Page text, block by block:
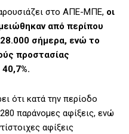
στο ΑΠΕ-ΜΠΕ, οι
από περίπου
σήμερα, ενώ το
προστασίας
ότι κατά την περίοδο
παράνομες αφίξεις, ενώ
αφίξεις